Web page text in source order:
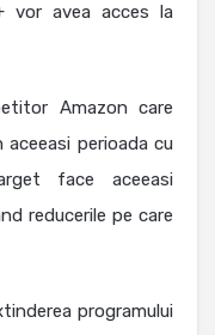
vor avea acces la
Amazon care
perioada cu
face aceeasi
reducerile pe care
programului